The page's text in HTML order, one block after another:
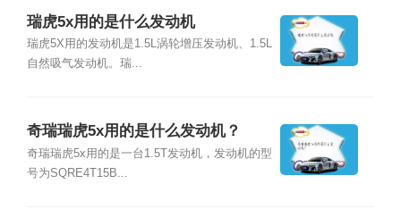
瑞虎5x用的是什么发动机
瑞虎5X用的发动机是1.5L涡轮增压发动机、1.5L
自然吸气发动机。瑞...
奇瑞瑞虎5x用的是什么发动机？
奇瑞瑞虎5x用的是一台1.5T发动机，发动机的型
号为SQRE4T15B...